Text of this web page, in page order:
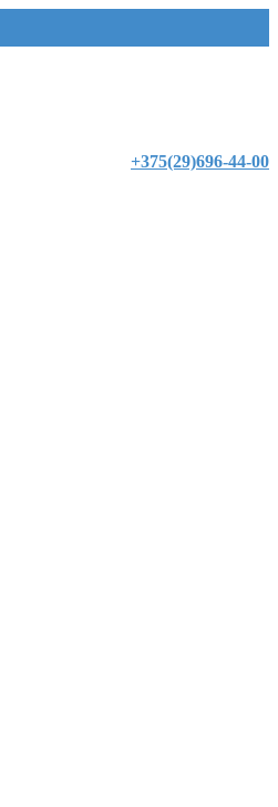
+375(29)696-44-00